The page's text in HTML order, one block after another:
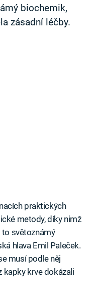
biochemik,
zásadní léčby.
praktických
metody, díky nimž
to světoznámý
hlava Emil Paleček.
musí podle něj
kapky krve dokázali